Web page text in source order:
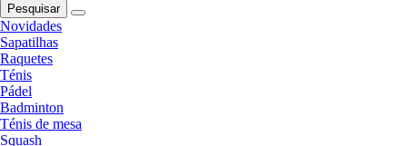
Pesquisar
Novidades
Sapatilhas
Raquetes
Ténis
Pádel
Badminton
Ténis de mesa
Squash